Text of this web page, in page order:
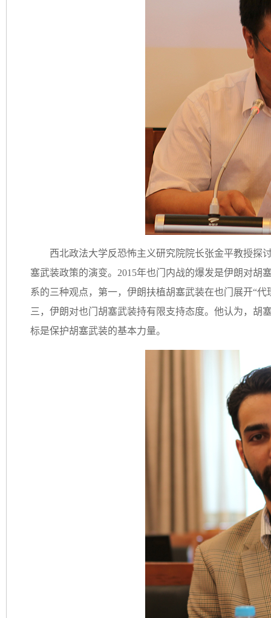
西北政法大学反恐怖主义研究院院长张金平教授探
塞武装政策的演变。2015年也门内战的爆发是伊朗对
系的三种观点，第一，伊朗扶植胡塞武装在也门展开“
三，伊朗对也门胡塞武装持有限支持态度。他认为，胡
标是保护胡塞武装的基本力量。